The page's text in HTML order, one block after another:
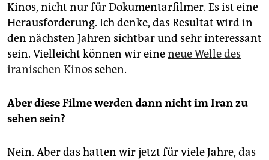
Kinos, nicht nur für Dokumentarfilmer. Es ist eine
Herausforderung. Ich denke, das Resultat wird in
den nächsten Jahren sichtbar und sehr interessant
sein. Vielleicht können wir eineneue Welle des
iranischen Kinos sehen.
Aber diese Filme werden dann nicht im Iran zu
sehen sein?
Nein. Aber das hatten wir jetzt für viele Jahre, das